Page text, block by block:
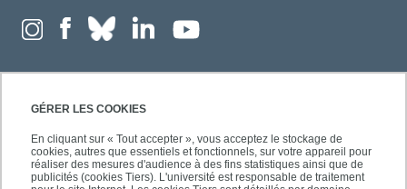
GÉRER LES COOKIES
En cliquant sur « Tout accepter », vous acceptez le stockage de
cookies, autres que essentiels et fonctionnels, sur votre appareil pour
réaliser des mesures d'audience à des fins statistiques ainsi que de
publicités (cookies Tiers). L'université est responsable de traitement